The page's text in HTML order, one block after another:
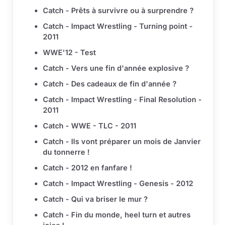
Catch - Prêts à survivre ou à surprendre ?
Catch - Impact Wrestling - Turning point -
2011
WWE'12 - Test
Catch - Vers une fin d'année explosive ?
Catch - Des cadeaux de fin d'année ?
Catch - Impact Wrestling - Final Resolution -
2011
Catch - WWE - TLC - 2011
Catch - Ils vont préparer un mois de Janvier
du tonnerre !
Catch - 2012 en fanfare !
Catch - Impact Wrestling - Genesis - 2012
Catch - Qui va briser le mur ?
Catch - Fin du monde, heel turn et autres